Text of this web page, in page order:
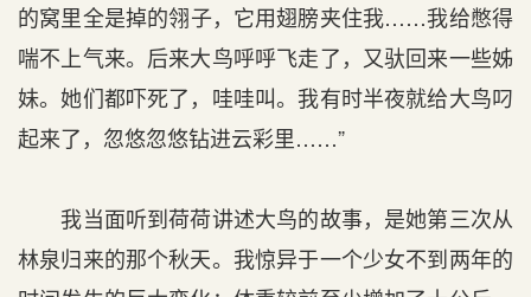
的窝里全是掉的翎子，它用翅膀夹住我……我给憋得
喘不上气来。后来大鸟呼呼飞走了，又驮回来一些姊
妹。她们都吓死了，哇哇叫。我有时半夜就给大鸟叼
起来了，忽悠忽悠钻进云彩里……”
我当面听到荷荷讲述大鸟的故事，是她第三次从
林泉归来的那个秋天。我惊异于一个少女不到两年的